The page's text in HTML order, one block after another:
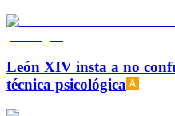
León XIV insta a no
técnica psicológica